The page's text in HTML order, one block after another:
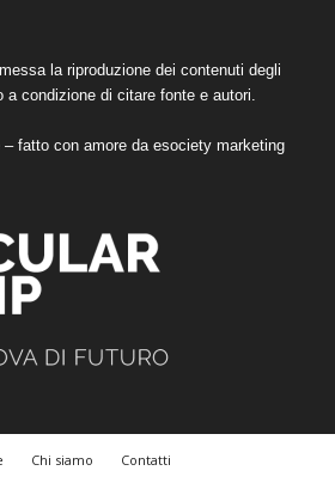
la riproduzione dei contenuti degli
condizione di citare fonte e autori.
– fatto con amore da esociety marketing
Chi siamo
Contatti